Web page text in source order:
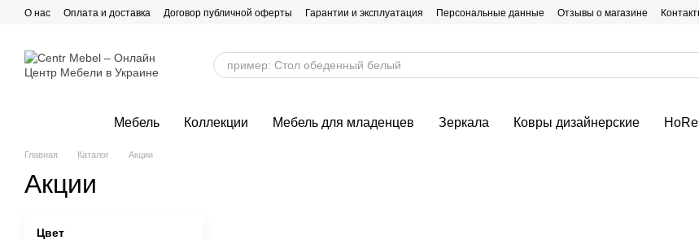
Перейти к основному контенту
О нас Оплата и доставка Договор публичной оферты Гарантии и эксплуатация Персональные данные Отзывы о магазине
Мебель Коллекции Мебель для младенцев Зеркала Ковры дизайнерские
Главная Каталог Акции
Акции
Цвет